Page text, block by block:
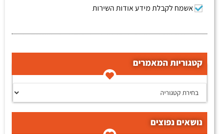
אשמח לקבלת מידע אודות השירות
קטגוריות המאמרים
קטגוריות המאמרים
נושאים נפוצים
תגיות